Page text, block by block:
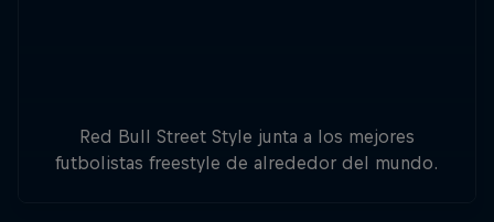
Red Bull Street Style junta a los mejores
futbolistas freestyle de alrededor del mundo.